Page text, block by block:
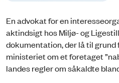
En advokat for en
aktindsigt hos Miljø- og
dokumentation, der lå til grund
ministeriet om et foretaget
landes regler om såkaldte